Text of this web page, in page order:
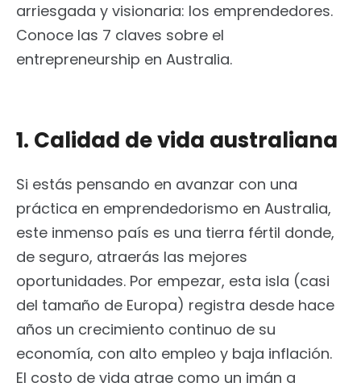
arriesgada y visionaria: los emprendedores.
Conoce las 7 claves sobre el
entrepreneurship en Australia.
1. Calidad de vida australiana
Si estás pensando en avanzar con una
práctica en emprendedorismo en Australia,
este inmenso país es una tierra fértil donde,
de seguro, atraerás las mejores
oportunidades. Por empezar, esta isla (casi
del tamaño de Europa) registra desde hace
años un crecimiento continuo de su
economía, con alto empleo y baja inflación.
El costo de vida atrae como un imán a